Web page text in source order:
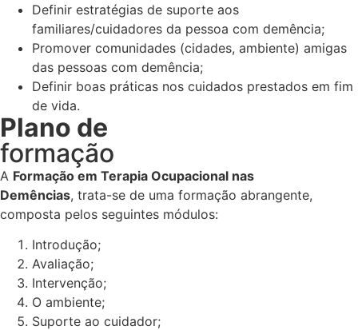
Definir estratégias de suporte aos
familiares/cuidadores da pessoa com demência;
Promover comunidades (cidades, ambiente) amigas
das pessoas com demência;
Definir boas práticas nos cuidados prestados em fim
de vida.
Plano de
formação
A Formação em Terapia Ocupacional nas
Demências, trata-se de uma formação abrangente,
composta pelos seguintes módulos:
Introdução;
Avaliação;
Intervenção;
O ambiente;
Suporte ao cuidador;